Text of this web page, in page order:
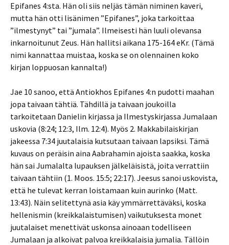
Epifanes 4:sta. Hän oli siis neljäs tämän niminen kaveri,
mutta hän otti lisänimen ”Epifanes”, joka tarkoittaa
”ilmestynyt” tai ”jumala”. Ilmeisesti hän luuli olevansa
inkarnoitunut Zeus. Hän hallitsi aikana 175-164 eKr. (Tämä
nimi kannattaa muistaa, koska se on olennainen koko
kirjan loppuosan kannalta!)
Jae 10 sanoo, että Antiokhos Epifanes 4:n pudotti maahan
jopa taivaan tähtiä. Tähdillä ja taivaan joukoilla
tarkoitetaan Danielin kirjassa ja Ilmestyskirjassa Jumalaan
uskovia (8:24; 12:3, Ilm. 12:4). Myös 2. Makkabilaiskirjan
jakeessa 7:34 juutalaisia kutsutaan taivaan lapsiksi. Tämä
kuvaus on peräisin aina Aabrahamin ajoista saakka, koska
hän sai Jumalalta lupauksen jälkeläisistä, joita verrattiin
taivaan tähtiin (1. Moos. 15:5; 22:17). Jeesus sanoi uskovista,
että he tulevat kerran loistamaan kuin aurinko (Matt.
13:43). Näin selitettynä asia käy ymmärrettäväksi, koska
hellenismin (kreikkalaistumisen) vaikutuksesta monet
juutalaiset menettivät uskonsa ainoaan todelliseen
Jumalaan ja alkoivat palvoa kreikkalaisia jumalia. Tällöin